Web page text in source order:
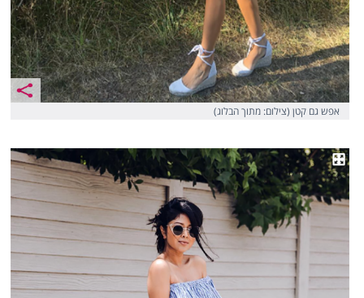
אפש גם קטן (צילום: מתוך הבלוג)